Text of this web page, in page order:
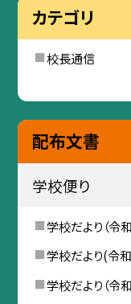
カテゴリ
校長通信
配布文書
学校便り
学校だより（令
学校だより(令
学校だより（令